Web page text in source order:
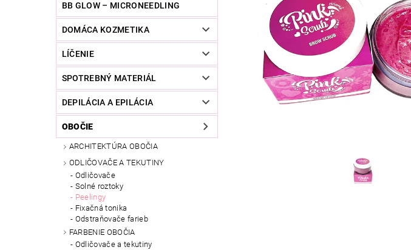
BB GLOW – MICRONEEDLING
DOMÁCA KOZMETIKA
LÍČENIE
SPOTREBNÝ MATERIÁL
DEPILÁCIA A EPILÁCIA
OBOČIE
ARCHITEKTÚRA OBOČIA
ODLIČOVAČE A TEKUTINY
Odličovače
Solné roztoky
Peelingy
Fixačná tonika
Odstraňovače farieb
FARBENIE OBOČIA
Odličovače a tekutiny